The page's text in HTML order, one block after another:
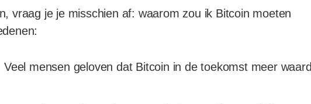
vraag je je misschien af: waarom zou ik Bitcoin moeten
Veel mensen geloven dat Bitcoin in de toekomst meer waard